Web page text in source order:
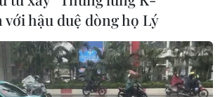
cách kiến trúc Baroque dưới thời Pháp
thờ Bùi Chu có chiều dài 78m, rộng 22m,
với hậu duệ dòng họ Lý